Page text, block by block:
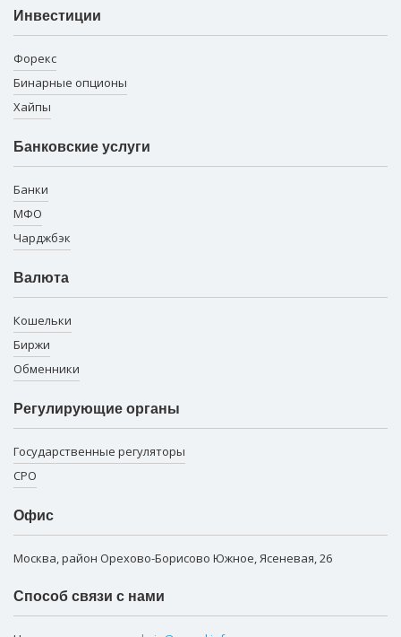
Инвестиции
Форекс
Бинарные опционы
Хайпы
Банковские услуги
Банки
МФО
Чарджбэк
Валюта
Кошельки
Биржи
Обменники
Регулирующие органы
Государственные регуляторы
СРО
Офис
Москва, район Орехово-Борисово Южное, Ясеневая, 26
Способ связи с нами